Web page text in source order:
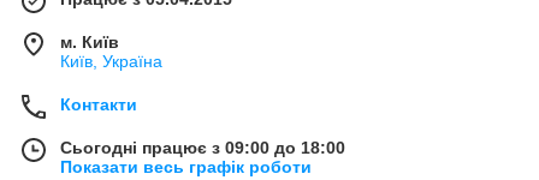
м. Київ
Київ, Україна
Контакти
Сьогодні працює з 09:00 до 18:00
Показати весь графік роботи